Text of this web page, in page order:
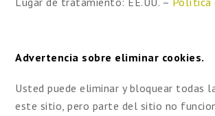
Advertencia sobre eliminar cookies.
Usted puede eliminar y bloquear todas
este sitio, pero parte del sitio no